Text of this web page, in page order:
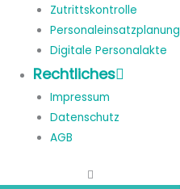
Zutrittskontrolle
Personaleinsatzplanung
Digitale Personalakte
Rechtliches
Impressum
Datenschutz
AGB